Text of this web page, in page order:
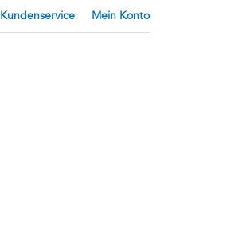
Kundenservice Mein Konto